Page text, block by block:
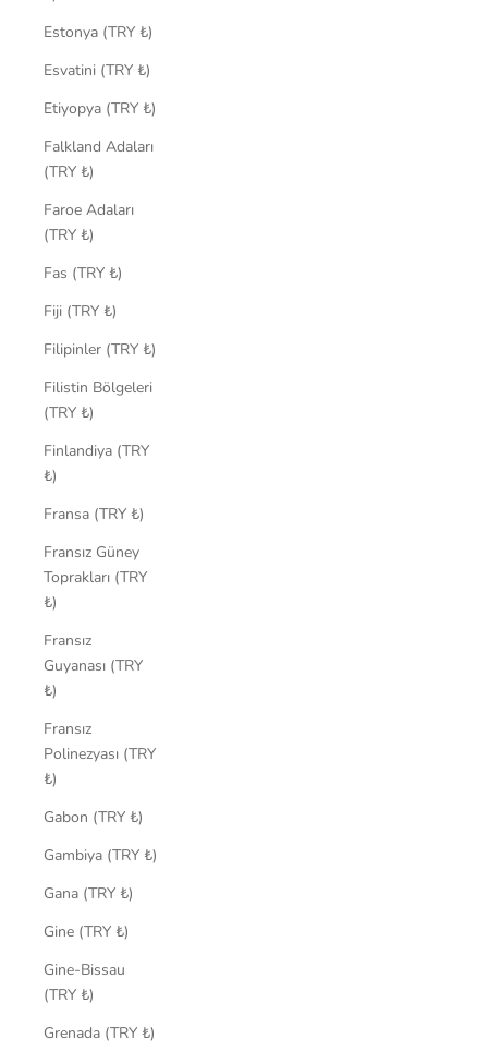
Estonya (TRY ₺)
Esvatini (TRY ₺)
Etiyopya (TRY ₺)
Falkland Adaları
(TRY ₺)
Faroe Adaları
(TRY ₺)
Fas (TRY ₺)
Fiji (TRY ₺)
Filipinler (TRY ₺)
Filistin Bölgeleri
(TRY ₺)
Finlandiya (TRY
₺)
Fransa (TRY ₺)
Fransız Güney
Toprakları (TRY
₺)
Fransız
Guyanası (TRY
₺)
Fransız
Polinezyası (TRY
₺)
Gabon (TRY ₺)
Gambiya (TRY ₺)
Gana (TRY ₺)
Gine (TRY ₺)
Gine-Bissau
(TRY ₺)
Grenada (TRY ₺)